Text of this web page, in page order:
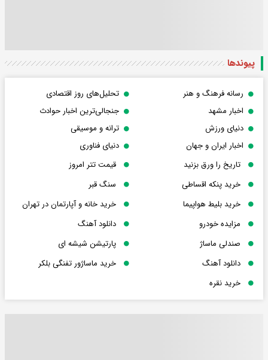
پیوندها
رسانه فرهنگ و هنر
تحلیل‌های روز اقتصادی
اخبار مشهد
جنجالی‌ترین اخبار حوادث
دنیای ورزش
ترانه و موسیقی
اخبار ایران و جهان
دنیای فناوری
تاریخ را ورق بزنید
قیمت تتر امروز
خرید پنکه اقساطی
سنگ قبر
خرید بلیط هواپیما
خرید خانه و آپارتمان در تهران
مزایده خودرو
دانلود آهنگ
صندلی ماساژ
پارتیشن شیشه ای
دانلود آهنگ
خرید ماساژور تفنگی بلکر
خرید نقره